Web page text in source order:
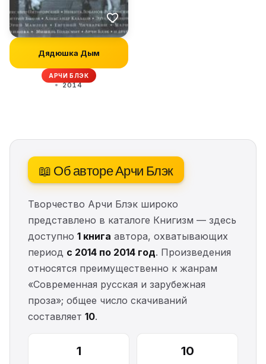
Дядюшка Дым
АРЧИ БЛЭК
2014
📖 Об авторе Арчи Блэк
Творчество Арчи Блэк широко
представлено в каталоге Книгизм — здесь
доступно 1 книга автора, охватывающих
период с 2014 по 2014 год. Произведения
относятся преимущественно к жанрам
«Современная русская и зарубежная
проза»; общее число скачиваний
составляет 10.
1 10